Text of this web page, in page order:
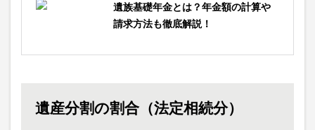
遺族基礎年金とは？年金額の計算や
請求方法も徹底解説！
遺産分割の割合（法定相続分）